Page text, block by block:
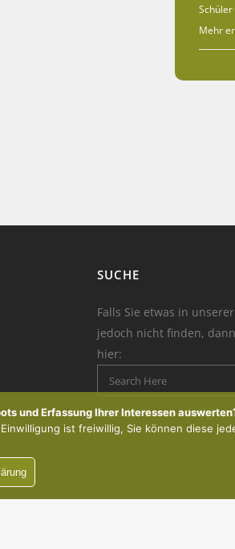
Mehr
SUCHE
Falls Sie etwas in
jedoch nicht finden,
hier:
Ikon der Kerze : designed
und Erfassung Ihrer Interessen
ist freiwillig, Sie können diese